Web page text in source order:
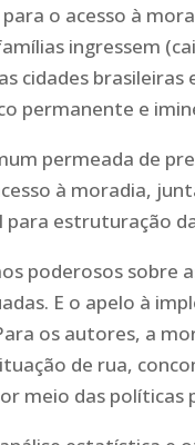
o acesso à
ingressem
cidades
permanente e
permeada de
à moradia,
estruturação
poderosos sobre
E o apelo à
os autores, a
de rua,
meio das políticas